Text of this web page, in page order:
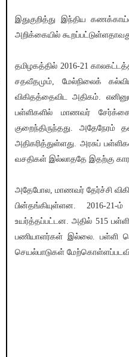
இதுகுறித்து இந்திய
அறிக்கையில்
தமிழகத்தில் 2016-21
சதவீதமும், மேல்நிலைக்
விகிதத்தைவிட அதிகம்.
பள்ளிகளில் மாணவர்
குறைந்திருந்தது.
அதிகரித்துள்ளது. அரசுப்
வசதிகள் இல்லாததே இதற்கு
அதேபோல, மாணவர் தேர்ச்சி
பின்தங்கியுள்ளன. 2016-
உயர்த்தப்பட்டன. அதில் 515
பணியாளர்கள் இல்லை. பள்ளி
செயல்பாடுகள்